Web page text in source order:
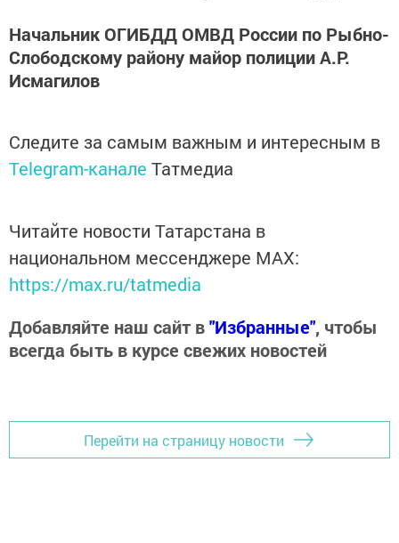
Начальник ОГИБДД ОМВД России по Рыбно-
Слободскому району майор полиции А.Р.
Исмагилов
Следите за самым важным и интересным в
Telegram-канале Татмедиа
Читайте новости Татарстана в
национальном мессенджере MАХ:
https://max.ru/tatmedia
Добавляйте наш сайт в"Избранные", чтобы
всегда быть в курсе свежих новостей
Перейти на страницу новости